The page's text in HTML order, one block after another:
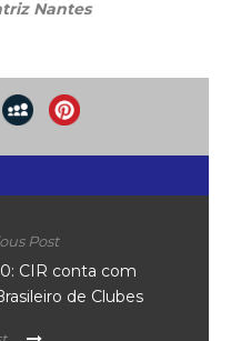
Nantes
Post
CIR conta com
de Clubes